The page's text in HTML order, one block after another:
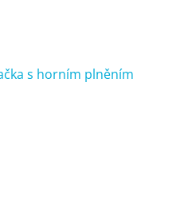
s horním plněním